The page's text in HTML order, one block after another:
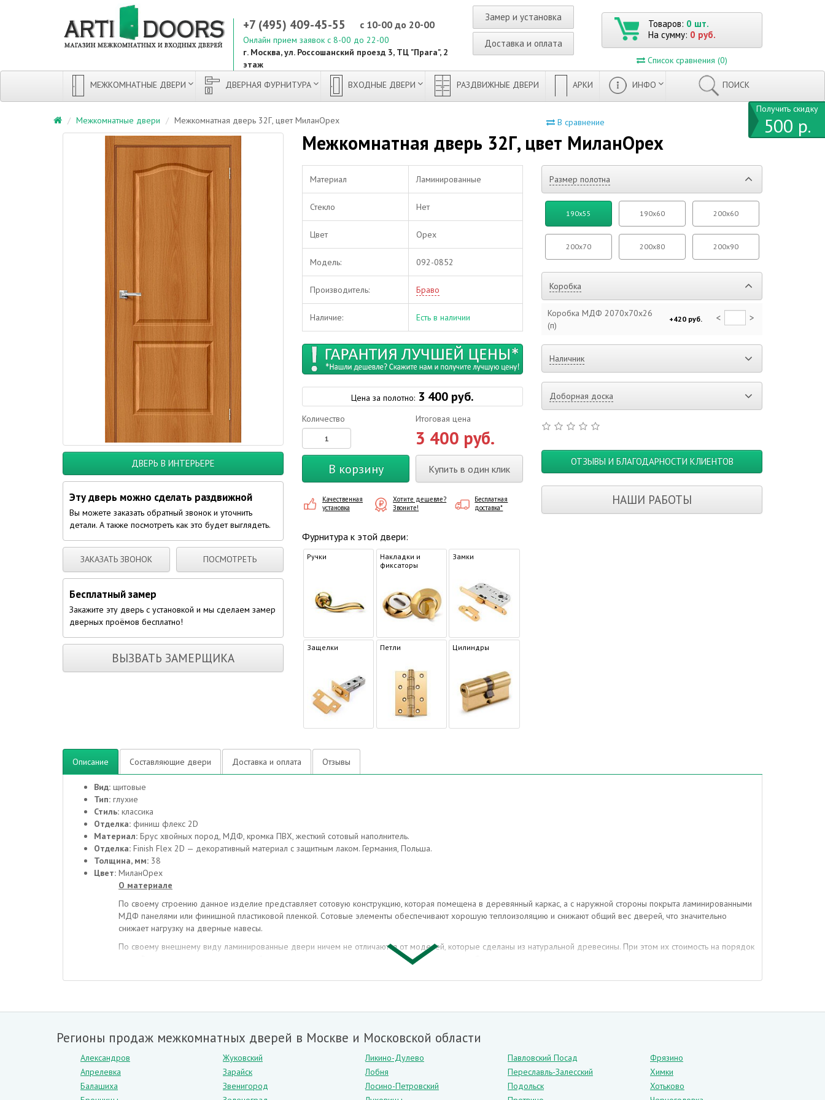
+7 (495) 409-45-55 с 10-00 до 20-00
Онлайн прием заявок с 8-00 до 22-00
г. Москва, ул. Россошанский проезд 3, ТЦ "Прага", 2
этаж
Замер и установка
Доставка и оплата
Товаров: 0 шт.
На сумму: 0 руб.
Список сравнения (0)
МЕЖКОМНАТНЫЕ ДВЕРИ ДВЕРНАЯ ФУРНИТУРА ВХОДНЫЕ ДВЕРИ РАЗДВИЖНЫЕ ДВЕРИ АРКИ ИНФО ПОИСК
В сравнение
Межкомнатные двери Межкомнатная дверь 32Г, цвет МиланОрех
ДВЕРЬ В ИНТЕРЬЕРЕ
Эту дверь можно сделать раздвижной
Вы можете заказать обратный звонок и уточнить
детали. А также посмотреть как это будет выглядеть.
ЗАКАЗАТЬ ЗВОНОК ПОСМОТРЕТЬ
Бесплатный замер
Закажите эту дверь с установкой и мы сделаем замер
дверных проёмов бесплатно!
ВЫЗВАТЬ ЗАМЕРЩИКА
Межкомнатная дверь 32Г, цвет МиланОрех
Материал Ламинированные
Стекло Нет
Цвет Орех
Модель: 092-0852
Производитель: Браво
Наличие: Есть в наличии
Цена за полотно: 3 400 руб.
Количество Итоговая цена
3 400 руб.
В корзину Купить в один клик
Качественная
установка
Хотите дешевле?
Звоните!
Бесплатная
доставка*
Фурнитура к этой двери:
Ручки
Накладки и
фиксаторы
Замки
Защелки Петли Цилиндры
Размер полотна
190x55 190x60 200x60
200x70 200x80 200x90
Коробка
Коробка МДФ 2070x70x26
(п)
+420 руб. < >
Наличник
Доборная доска
ОТЗЫВЫ И БЛАГОДАРНОСТИ КЛИЕНТОВ
НАШИ РАБОТЫ
Описание Составляющие двери Доставка и оплата Отзывы
Вид: щитовые
Тип: глухие
Стиль: классика
Отделка: финиш флекс 2D
Материал: Брус хвойных пород, МДФ, кромка ПВХ, жесткий сотовый наполнитель.
Отделка: Finish Flex 2D — декоративный материал с защитным лаком. Германия, Польша.
Толщина, мм: 38
Цвет: МиланОрех
О материале
По своему строению данное изделие представляет сотовую конструкцию, которая помещена в деревянный каркас, а с наружной стороны покрыта ламинированными
МДФ панелями или финишной пластиковой пленкой. Сотовые элементы обеспечивают хорошую теплоизоляцию и снижают общий вес дверей, что значительно
снижает нагрузку на дверные навесы.
По своему внешнему виду ламинированные двери ничем не отличаются от моделей, которые сделаны из натуральной древесины. При этом их стоимость на порядок
ниже. Это практичная модель, не требующая повышенного внимания или тщательного ухода. Они могут иметь распашную или складную конструкцию, содержать в
– низкая стоимость,
– небольшая масса,
– долговечность,
– обширный выбор расцветок и моделей.
Двери из данного материала предназначены для обширной части населения в силу своей практичности и доступной цены.
Регионы продаж межкомнатных дверей в Москве и Московской области
Александров
Апрелевка
Балашиха
Жуковский
Зарайск
Звенигород
Ликино-Дулево
Лобня
Лосино-Петровский
Павловский Посад
Переславль-Залесский
Подольск
Фрязино
Химки
Хотьково
Получить скидку
500 р.